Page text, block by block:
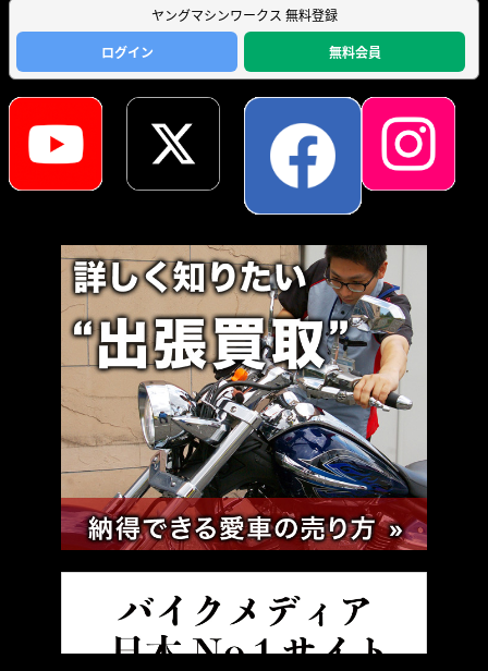
ヤングマシンワークス 無料登録
ログイン
無料会員